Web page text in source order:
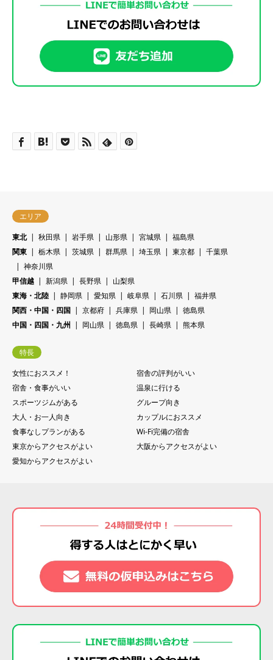
エリア
東北
秋田県 岩手県 山形県 宮城県
福島県
関東
栃木県 茨城県 群馬県 埼玉県 東京都
千葉県
神奈川県
甲信越
新潟県 長野県
山梨県
東海・北陸
静岡県 愛知県 岐阜県 石川県
福井県
関西・中国・四国
京都府 兵庫県 岡山県
徳島県
中国・四国・九州
岡山県 徳島県 長崎県 熊本県
特長
女性におススメ！
宿舎の評判がいい
宿舎・食事がいい
温泉に行ける
スポーツジムがある
グループ向き
大人・お一人向き
カップルにおススメ
食事なしプランがある
Wi-Fi完備の宿舎
東京からアクセスがよい
大阪からアクセスがよい
愛知からアクセスがよい